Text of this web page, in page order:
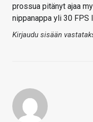
prossua pitänyt ajaa
nippanappa yli 30 FPS
Kirjaudu sisään